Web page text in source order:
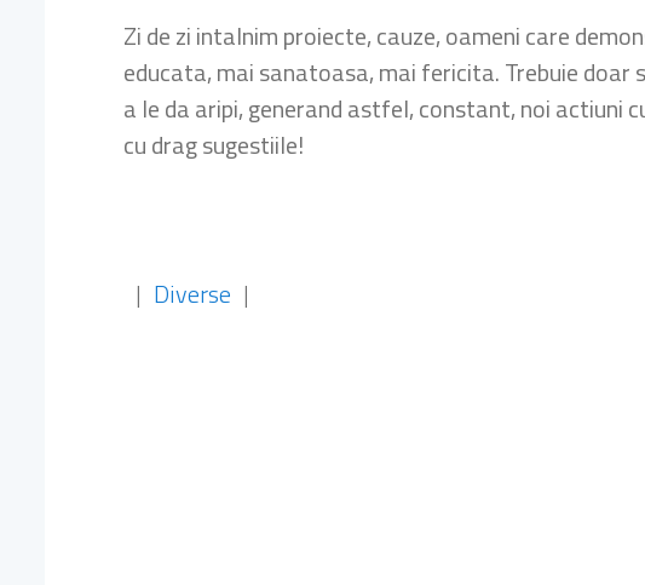
Zi de zi intalnim proiecte, cauze, oameni care
educata, mai sanatoasa, mai fericita. Trebuie
a le da aripi, generand astfel, constant, noi actiuni
cu drag sugestiile!
| Diverse |